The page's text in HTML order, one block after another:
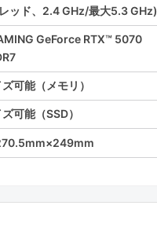
ッド、2.4 GHz/最大5.3 GHz)
GeForce RTX™ 5070
可能（メモリ）
可能（SSD）